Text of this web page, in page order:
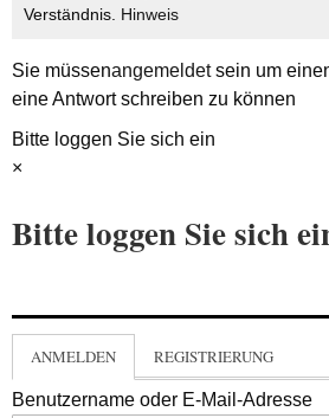
Verständnis. Hinweis
Sie müssenangemeldetsein um
eine Antwort schreiben zu können
Bitte loggen Sie sich ein
×
Bitte loggen Sie sich
ANMELDEN REGISTRIERUNG
Benutzername oder E-Mail-Adresse